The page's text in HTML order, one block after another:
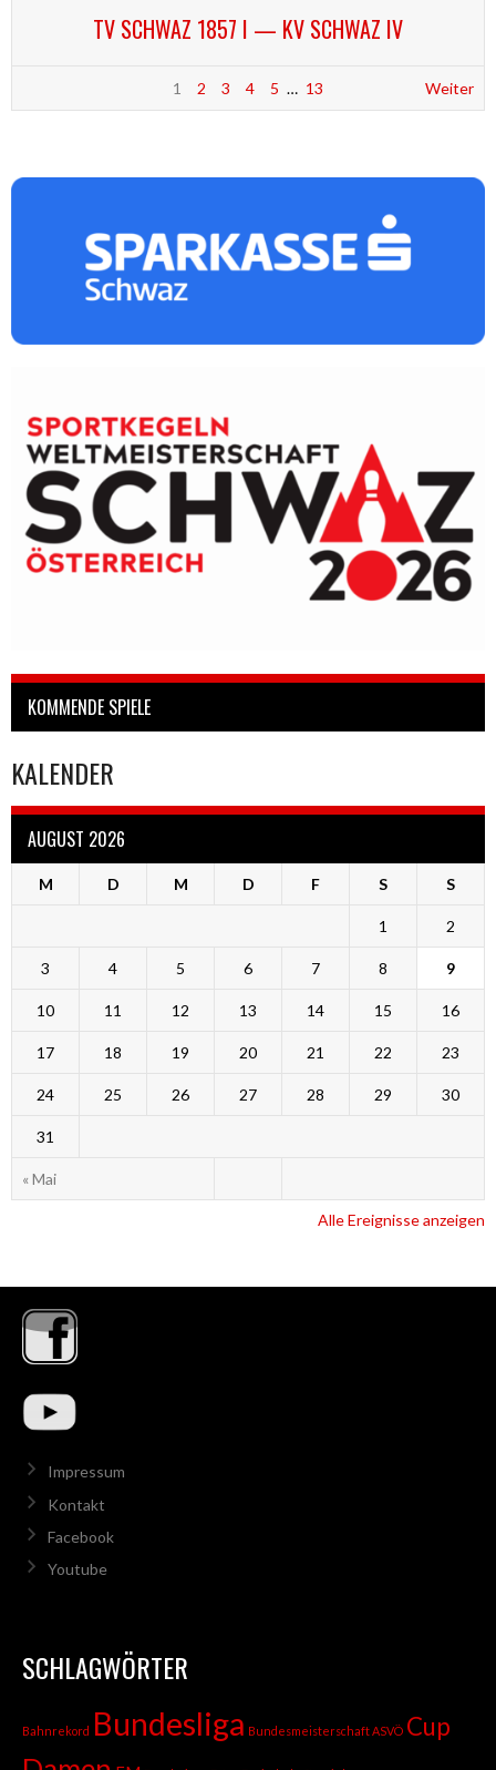
TV SCHWAZ 1857 I — KV SCHWAZ IV
1 2 3 4 5 … 13 Weiter
KOMMENDE SPIELE
KALENDER
AUGUST 2026
M D M D F S S
« Mai
1 2
3 4 5 6 7 8 9
10 11 12 13 14 15 16
17 18 19 20 21 22 23
24 25 26 27 28 29 30
31
Alle Ereignisse anzeigen
Impressum
Kontakt
Facebook
Youtube
SCHLAGWÖRTER
Bahnrekord Bundesliga Bundesmeisterschaft ASVÖ Cup